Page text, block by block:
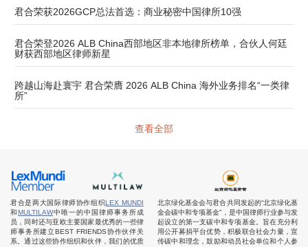
君合荣获2026GCP总法首选：商业秘密中国律所10强
君合荣登2026 ALB China西部地区非本地律所榜单，合伙人何廷
财获西部地区律师新星
跨越山海赴寰宇 君合荣膺 2026 ALB China 海外业务排名“一类律
所”
查看全部
君合是两大国际律师协作组织LEX MUNDI
和MULTILAW中唯一的中国律师事务所成
员，同时还与亚欧主要国家最优秀的一些律
师事务所建立BEST FRIENDS协作伙伴关
系。通过这些协作组织和伙伴，我们的优质
北京绿化基金会与君合共同发起的“北京绿化基
金会碳中和专项基金”，是中国律师行业参与发
起设立的第一支碳中和专项基金。旨在充分利
用公开募捐平台优势，积极联合社会力量，宣
传碳中和理念，鼓励和动员社会单位和个人参